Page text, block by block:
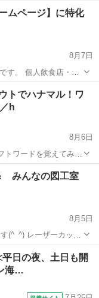
てみませんか。 オリ
抑えて収益を増やし
ムページ】に特化
8月7日
す。 個人飲食店・食
をおすすしています。
運営するコトができ
ロゴデザイン
トでハナマル！ワ
h
8月6日
ワードを覚えてみま
という方も多いは
チラシ
みんなの図工室
8月5日
(^_^) レーザーカッタ
もはや一緒にやるも
一般工具もたくさんあ
他 図工
日の夜、土日も開
海…